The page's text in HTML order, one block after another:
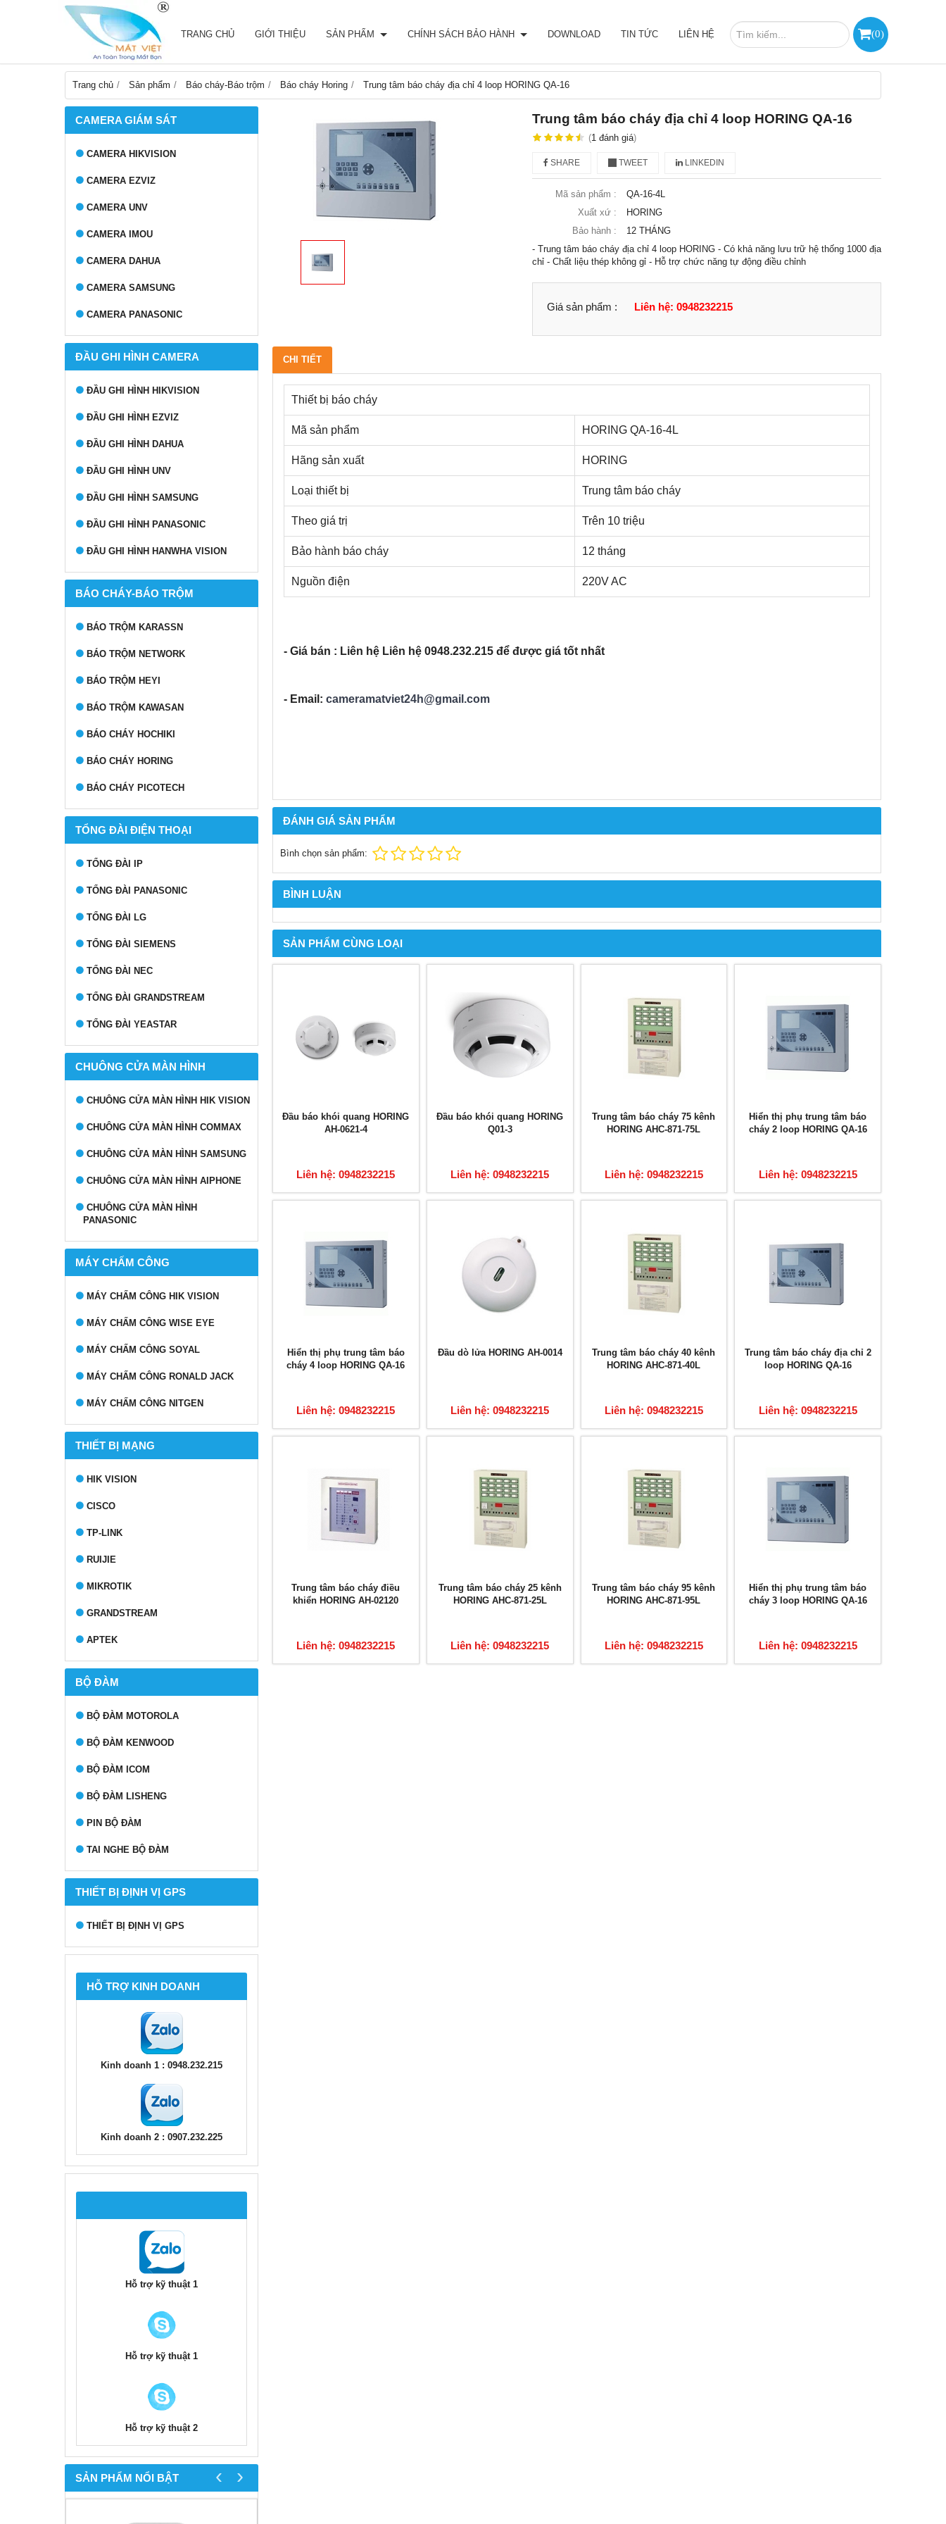
(0)
TRANG CHỦ GIỚI THIỆU SẢN PHẨM CHÍNH SÁCH BẢO HÀNH DOWNLOAD TIN TỨC LIÊN HỆ
Trang chủ Sản phẩm Báo cháy-Báo trộm Báo cháy Horing Trung tâm báo cháy địa chỉ 4 loop HORING QA-16
CAMERA GIÁM SÁT
CAMERA HIKVISION
CAMERA EZVIZ
CAMERA UNV
CAMERA IMOU
CAMERA DAHUA
CAMERA SAMSUNG
CAMERA PANASONIC
ĐẦU GHI HÌNH CAMERA
ĐẦU GHI HÌNH HIKVISION
ĐẦU GHI HÌNH EZVIZ
ĐẦU GHI HÌNH DAHUA
ĐẦU GHI HÌNH UNV
ĐẦU GHI HÌNH SAMSUNG
ĐẦU GHI HÌNH PANASONIC
ĐẦU GHI HÌNH HANWHA VISION
BÁO CHÁY-BÁO TRỘM
BÁO TRỘM KARASSN
BÁO TRỘM NETWORK
BÁO TRỘM HEYI
BÁO TRỘM KAWASAN
BÁO CHÁY HOCHIKI
BÁO CHÁY HORING
BÁO CHÁY PICOTECH
TỔNG ĐÀI ĐIỆN THOẠI
TỔNG ĐÀI IP
TỔNG ĐÀI PANASONIC
TỔNG ĐÀI LG
TỔNG ĐÀI SIEMENS
TỔNG ĐÀI NEC
TỔNG ĐÀI GRANDSTREAM
TỔNG ĐÀI YEASTAR
CHUÔNG CỬA MÀN HÌNH
CHUÔNG CỬA MÀN HÌNH HIK VISION
CHUÔNG CỬA MÀN HÌNH COMMAX
CHUÔNG CỬA MÀN HÌNH SAMSUNG
CHUÔNG CỬA MÀN HÌNH AIPHONE
CHUÔNG CỬA MÀN HÌNH
PANASONIC
MÁY CHẤM CÔNG
MÁY CHẤM CÔNG HIK VISION
MÁY CHẤM CÔNG WISE EYE
MÁY CHẤM CÔNG SOYAL
MÁY CHẤM CÔNG RONALD JACK
MÁY CHẤM CÔNG NITGEN
THIẾT BỊ MẠNG
HIK VISION
CISCO
TP-LINK
RUIJIE
MIKROTIK
GRANDSTREAM
APTEK
BỘ ĐÀM
BỘ ĐÀM MOTOROLA
BỘ ĐÀM KENWOOD
BỘ ĐÀM ICOM
BỘ ĐÀM LISHENG
PIN BỘ ĐÀM
TAI NGHE BỘ ĐÀM
THIẾT BỊ ĐỊNH VỊ GPS
THIẾT BỊ ĐỊNH VỊ GPS
HỖ TRỢ KINH DOANH
Kinh doanh 1 : 0948.232.215
Kinh doanh 2 : 0907.232.225
Hỗ trợ kỹ thuật 1
Hỗ trợ kỹ thuật 1
Hỗ trợ kỹ thuật 2
SẢN PHẨM NỔI BẬT ‹ ›
Trung tâm báo cháy địa chỉ 4 loop HORING QA-16
(1 đánh giá)
SHARE TWEET LINKEDIN
Mã sản phẩm :
QA-16-4L
Xuất xứ :
HORING
Bảo hành :
12 THÁNG
- Trung tâm báo cháy địa chỉ 4 loop HORING - Có khả năng lưu trữ hệ thống 1000 địa
chỉ - Chất liệu thép không gỉ - Hỗ trợ chức năng tự động điều chỉnh
Giá sản phẩm : Liên hệ: 0948232215
CHI TIẾT
Thiết bị báo cháy
Mã sản phẩm HORING QA-16-4L
Hãng sản xuất HORING
Loại thiết bị Trung tâm báo cháy
Theo giá trị Trên 10 triệu
Bảo hành báo cháy 12 tháng
Nguồn điện 220V AC
- Giá bán : Liên hệ Liên hệ 0948.232.215 để được giá tốt nhất
- Email: cameramatviet24h@gmail.com
ĐÁNH GIÁ SẢN PHẨM
Bình chọn sản phẩm:
BÌNH LUẬN
SẢN PHẨM CÙNG LOẠI
Đầu báo khói quang HORING
AH-0621-4
Liên hệ: 0948232215
Đầu báo khói quang HORING
Q01-3
Liên hệ: 0948232215
Trung tâm báo cháy 75 kênh
HORING AHC-871-75L
Liên hệ: 0948232215
Hiển thị phụ trung tâm báo
cháy 2 loop HORING QA-16
Liên hệ: 0948232215
Hiển thị phụ trung tâm báo
cháy 4 loop HORING QA-16
Liên hệ: 0948232215
Đầu dò lửa HORING AH-0014
Liên hệ: 0948232215
Trung tâm báo cháy 40 kênh
HORING AHC-871-40L
Liên hệ: 0948232215
Trung tâm báo cháy địa chỉ 2
loop HORING QA-16
Liên hệ: 0948232215
Trung tâm báo cháy điều
khiển HORING AH-02120
Liên hệ: 0948232215
Trung tâm báo cháy 25 kênh
HORING AHC-871-25L
Liên hệ: 0948232215
Trung tâm báo cháy 95 kênh
HORING AHC-871-95L
Liên hệ: 0948232215
Hiển thị phụ trung tâm báo
cháy 3 loop HORING QA-16
Liên hệ: 0948232215